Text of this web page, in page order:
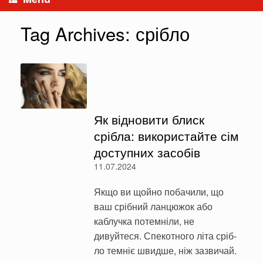
Tag Archives: срібло
Як відновити блиск
срібла: використайте сім
доступних засобів
11.07.2024
Якщо ви щойно побачили, що
ваш срібний ланцюжок або
каблучка потемніли, не
дивуйтеся. Спекотного літа сріб­
ло темніє швидше, ніж зазвичай.